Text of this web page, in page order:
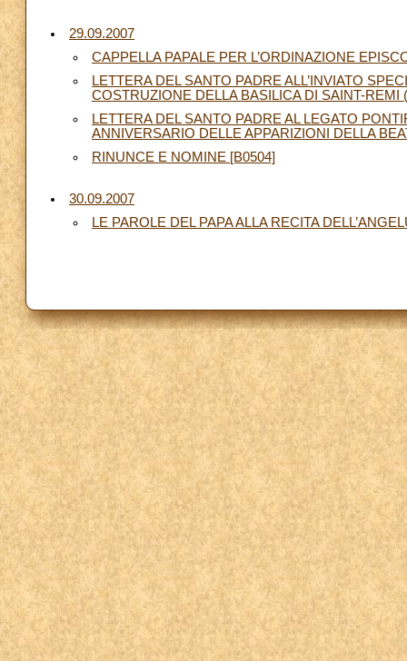
29.09.2007
CAPPELLA PAPALE PER L’ORDINAZIONE
LETTERA DEL SANTO PADRE ALL’INVIATO
COSTRUZIONE DELLA BASILICA DI SAINT-REMI
LETTERA DEL SANTO PADRE AL LEGATO
ANNIVERSARIO DELLE APPARIZIONI DELLA
RINUNCE E NOMINE [B0504]
30.09.2007
LE PAROLE DEL PAPA ALLA RECITA